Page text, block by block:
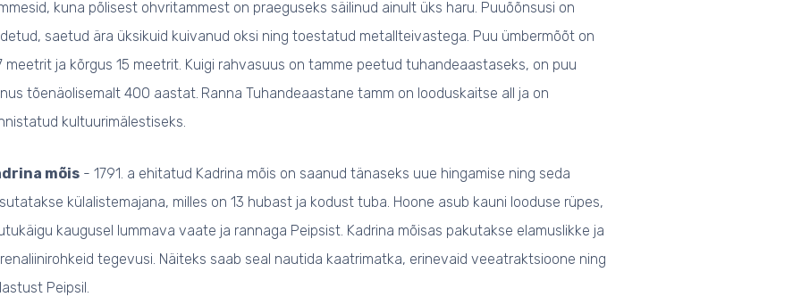
kuna põlisest ohvritammest on praeguseks säilinud ainult üks haru. Puuõõnsusi on
saetud ära üksikuid kuivanud oksi ning toestatud metallteivastega. Puu ümbermõõt on
meetrit ja kõrgus 15 meetrit. Kuigi rahvasuus on tamme peetud tuhandeaastaseks, on puu
tõenäolisemalt 400 aastat. Ranna Tuhandeaastane tamm on looduskaitse all ja on
kultuurimälestiseks.
mõis - 1791. a ehitatud Kadrina mõis on saanud tänaseks uue hingamise ning seda
külalistemajana, milles on 13 hubast ja kodust tuba. Hoone asub kauni looduse rüpes,
kaugusel lummava vaate ja rannaga Peipsist. Kadrina mõisas pakutakse elamuslikke ja
tegevusi. Näiteks saab seal nautida kaatrimatka, erinevaid veeatraktsioone ning
Peipsil.